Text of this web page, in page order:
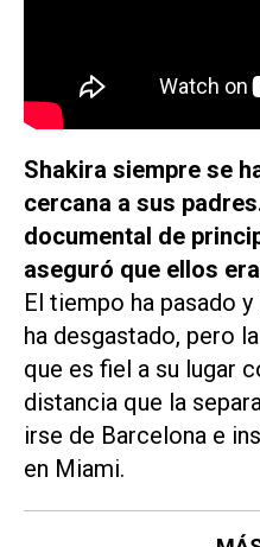
Shakira siempre se
cercana a sus
documental de
aseguró que ellos
El tiempo ha pasado
ha desgastado, pero
que es fiel a su lugar
distancia que la
irse de Barcelona e
en Miami.